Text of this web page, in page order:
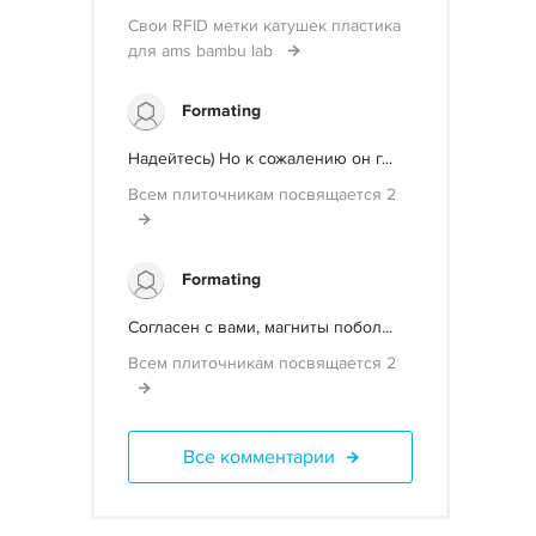
Свои RFID метки катушек пластика
для ams bambu lab
Formating
Надейтесь) Но к сожалению он г...
Всем плиточникам посвящается 2
Formating
Согласен с вами, магниты побол...
Всем плиточникам посвящается 2
Все комментарии